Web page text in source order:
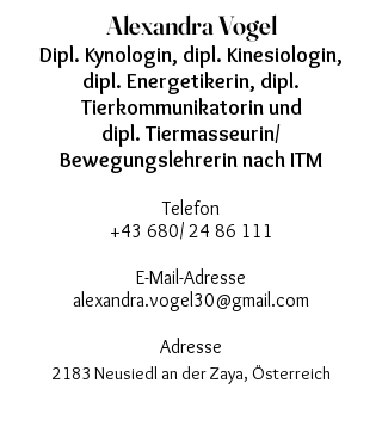
Alexandra Vogel
Dipl. Kynologin, dipl. Kinesiologin,
dipl. Energetikerin, dipl.
Tierkommunikatorin und
dipl. Tiermasseurin/
Bewegungslehrerin nach ITM
Telefon
+43 680/ 24 86 111
E-Mail-Adresse
alexandra.vogel30@gmail.com
Adresse
2183 Neusiedl an der Zaya, Österreich